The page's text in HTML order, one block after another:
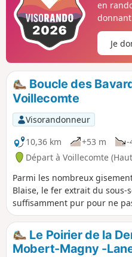
en
Je
Boucle des
Voillecomte
Visorandonneur
10,36 km
+53 m -
Départ à Voillecomte
Parmi les nombreux
Blaise, le fer extrait du sous-
suffisamment pur pour ne
son concassage : une
Le Poirier de la
Mobert-Magny -